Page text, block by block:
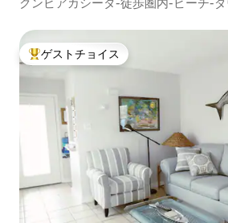
大好評のゲストチョイスです。
ゲストチョイス